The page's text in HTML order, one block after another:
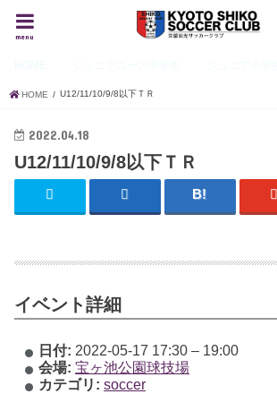
menu
HOME U12/11/10/9/8以下ＴＲ
2022.04.18
U12/11/10/9/8以下ＴＲ
イベント詳細
日付: 2022-05-17 17:30– 19:00
会場: 宝ヶ池公園球技場
カテゴリ: soccer